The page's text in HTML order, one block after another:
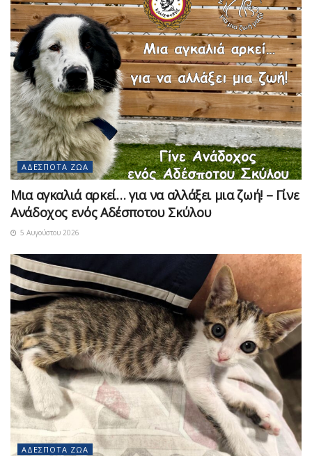
ΑΔΈΣΠΟΤΑ ΖΏΑ
Μια αγκαλιά αρκεί… για να αλλάξει μια ζωή! – Γίνε
Ανάδοχος ενός Αδέσποτου Σκύλου
5 Αυγούστου 2026
ΑΔΈΣΠΟΤΑ ΖΏΑ